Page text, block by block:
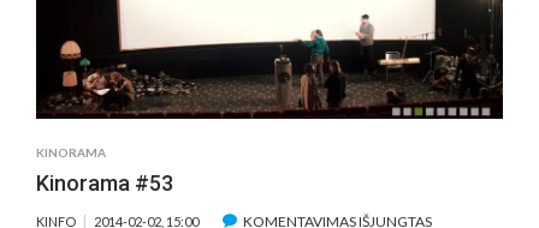
NORĖČIAU
TYLOS,
O
NE
KINORAMA
Kinorama #53
KINFO 2014-02-02, 15:00 KOMENTAVIMAS IŠJUNGTASĮRAŠE